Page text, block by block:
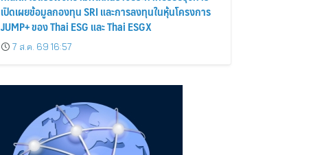
เปิดเผยข้อมูลกองทุน SRI และการลงทุนในหุ้นโครงการ
JUMP+ ของ Thai ESG และ Thai ESGX
7 ส.ค. 69 16:57